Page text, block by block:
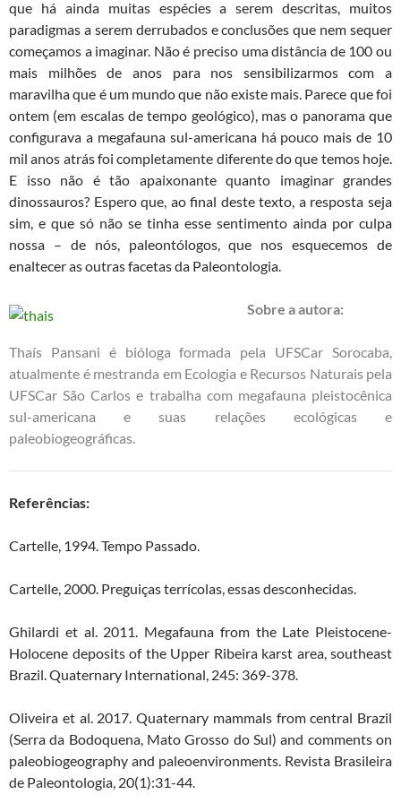
que há ainda muitas espécies a serem descritas, muitos
paradigmas a serem derrubados e conclusões que nem sequer
começamos a imaginar. Não é preciso uma distância de 100 ou
mais milhões de anos para nos sensibilizarmos com a
maravilha que é um mundo que não existe mais. Parece que foi
ontem (em escalas de tempo geológico), mas o panorama que
configurava a megafauna sul-americana há pouco mais de 10
mil anos atrás foi completamente diferente do que temos hoje.
E isso não é tão apaixonante quanto imaginar grandes
dinossauros? Espero que, ao final deste texto, a resposta seja
sim, e que só não se tinha esse sentimento ainda por culpa
nossa – de nós, paleontólogos, que nos esquecemos de
enaltecer as outras facetas da Paleontologia.
Sobre a autora:
Thaís Pansani é bióloga formada pela UFSCar Sorocaba,
atualmente é mestranda em Ecologia e Recursos Naturais pela
UFSCar São Carlos e trabalha com megafauna pleistocênica
sul-americana e suas relações ecológicas e
paleobiogeográficas.
Referências:
Cartelle, 1994. Tempo Passado.
Cartelle, 2000. Preguiças terrícolas, essas desconhecidas.
Ghilardi et al. 2011. Megafauna from the Late Pleistocene-
Holocene deposits of the Upper Ribeira karst area, southeast
Brazil. Quaternary International, 245: 369-378.
Oliveira et al. 2017. Quaternary mammals from central Brazil
(Serra da Bodoquena, Mato Grosso do Sul) and comments on
paleobiogeography and paleoenvironments. Revista Brasileira
de Paleontologia, 20(1):31-44.